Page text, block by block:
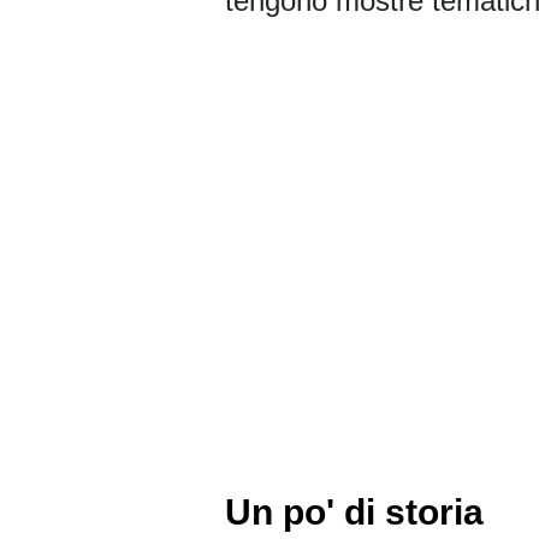
Un po' di storia